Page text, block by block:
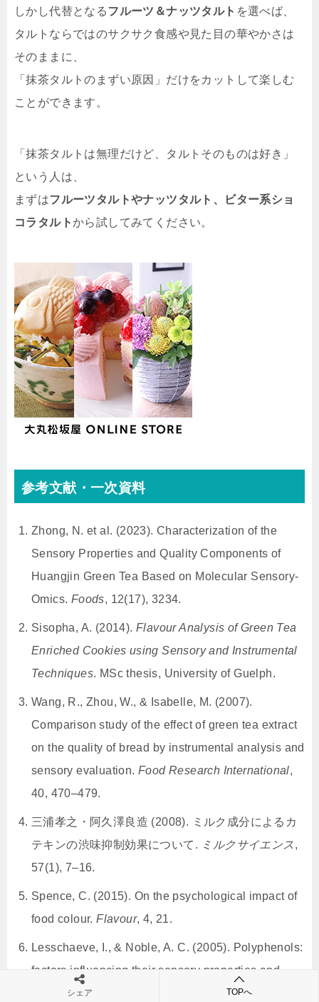
しかし代替となるフルーツ＆ナッツタルト を選べば、
タルトならではのサクサク食感や見た目の華やかさは
そのままに、
「抹茶タルトのまずい原因」だけをカットして楽しむ
ことができます。
「抹茶タルトは無理だけど、タルトそのものは好き」
という人は、
まずはフルーツタルトやナッツタルト、ビター系ショ
コラタルトから試してみてください。
参考文献・一次資料
Zhong, N. et al. (2023). Characterization of the
Sensory Properties and Quality Components of
Huangjin Green Tea Based on Molecular Sensory-
Omics. Foods, 12(17), 3234.
Sisopha, A. (2014). Flavour Analysis of Green Tea
Enriched Cookies using Sensory and Instrumental
Techniques. MSc thesis, University of Guelph.
Wang, R., Zhou, W., & Isabelle, M. (2007).
Comparison study of the effect of green tea extract
on the quality of bread by instrumental analysis and
sensory evaluation. Food Research International,
40, 470–479.
三浦孝之・阿久澤良造 (2008). ミルク成分によるカ
テキンの渋味抑制効果について. ミルクサイエンス,
57(1), 7–16.
Spence, C. (2015). On the psychological impact of
food colour.Flavour, 4, 21.
Lesschaeve, I., & Noble, A. C. (2005). Polyphenols:
factors influencing their sensory properties and
their effects on food and beverage preferences.
シェア TOPへ